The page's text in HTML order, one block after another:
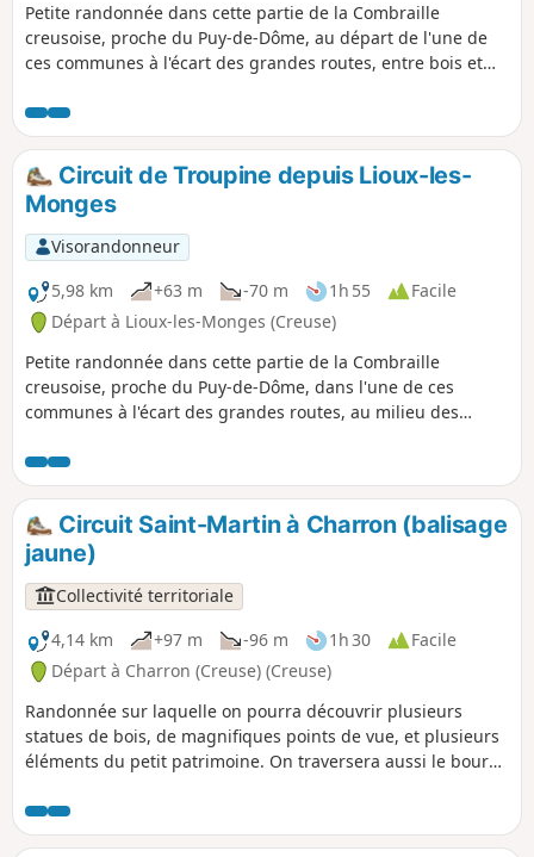
Petite randonnée dans cette partie de la Combraille
creusoise, proche du Puy-de-Dôme, au départ de l'une de
ces communes à l'écart des grandes routes, entre bois et
les hauteurs creusoises, sur le massif du Sancy et la Chaîne
des Dômes.
Circuit de Troupine depuis Lioux-les-
Monges
Visorandonneur
5,98 km
+63 m -70 m 1h 55
Facile
Départ à Lioux-les-Monges (Creuse)
Petite randonnée dans cette partie de la Combraille
creusoise, proche du Puy-de-Dôme, dans l'une de ces
communes à l'écart des grandes routes, au milieu des
Circuit Saint-Martin à Charron (balisage
jaune)
Collectivité territoriale
4,14 km
+97 m -96 m 1h 30
Facile
Départ à Charron (Creuse) (Creuse)
Randonnée sur laquelle on pourra découvrir plusieurs
statues de bois, de magnifiques points de vue, et plusieurs
éléments du petit patrimoine. On traversera aussi le bourg
morts.